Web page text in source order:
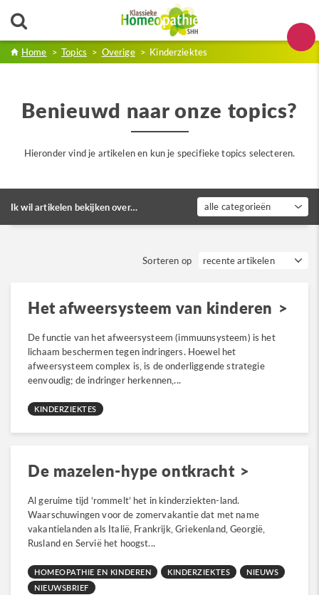
Home > Topics > Overige > Kinderziektes
Benieuwd naar onze topics?
Hieronder vind je artikelen en kun je specifieke topics selecteren.
Sorteren op
Ik wil artikelen bekijken over… alle categorieën
Het afweersysteem van kinderen
De functie van het afweersysteem (immuunsysteem) is het
lichaam beschermen tegen indringers. Hoewel het
afweersysteem complex is, is de onderliggende strategie
eenvoudig; de indringer herkennen,...
KINDERZIEKTES
De mazelen-hype ontkracht
Al geruime tijd ‘rommelt’ het in kinderziekten-land.
Waarschuwingen voor de zomervakantie dat met name
vakantielanden als Italië, Frankrijk, Griekenland, Georgië,
Rusland en Servië het hoogst...
HOMEOPATHIE EN KINDEREN KINDERZIEKTES
NIEUWS
NIEUWSBRIEF